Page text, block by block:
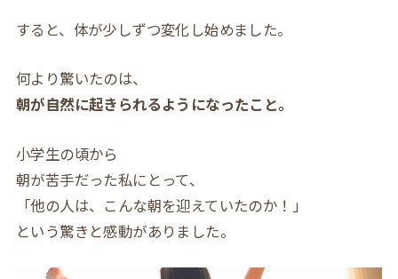
すると、体が少しずつ変化し始めました。
何より驚いたのは、
朝が自然に起きられるようになったこと。
小学生の頃から
朝が苦手だった私にとって、
「他の人は、こんな朝を迎えていたのか！」
という驚きと感動がありました。